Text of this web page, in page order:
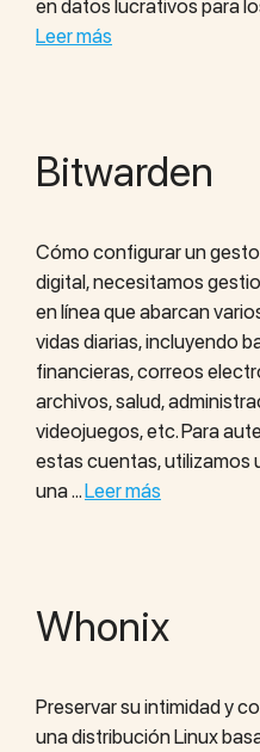
en datos lucrativos para
Leer más
Bitwarden
Cómo configurar un
digital, necesitamos
en línea que abarcan
vidas diarias, incluyendo
financieras, correos
archivos, salud,
videojuegos, etc. Para
estas cuentas, utilizamos
una …Leer más
Whonix
Preservar su intimidad y
una distribución Linux